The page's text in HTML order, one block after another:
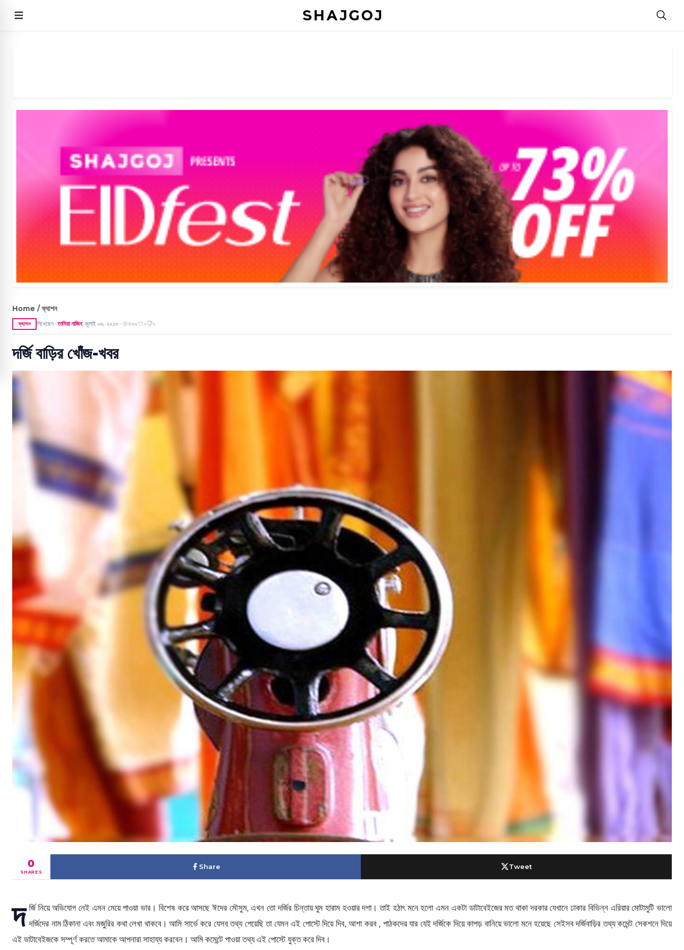
Home / ফ্যাশন
ফ্যাশন লিখেছেন ● তাসিয়া নাজিন, জুলাই ০৬, ২০১৩ ● ৪৬৯ ০ ০
দর্জি বাড়ির খোঁজ-খবর
0
SHARES
Share Tweet
দ র্জি নিয়ে অভিযোগ নেই এমন মেয়ে পাওয়া ভার। বিশেষ করে আসছে ঈদের মৌসুম, এখন তো দর্জির চিন্তায় ঘুম হারাম হওয়ার দশা। তাই হঠাৎ মনে হলো এমন একটা ডাটাবেইজের মত থাকা দরকার যেখানে ঢাকার বিভিন্ন এরিয়ার মোটামুটি ভালো
দর্জিদের নাম ঠিকানা এবং মজুরির কথা লেখা থাকবে। আমি সার্ভে করে যেসব তথ্য পেয়েছি তা যেমন এই পোস্টে দিয়ে দিব, আশা করব , পাঠকদের যার যেই দর্জিকে দিয়ে কাপড় বানিয়ে ভালো মনে হয়েছে সেইসব দর্জিবাড়ির তথ্য কমেন্ট সেকশনে দিয়ে
এই ডাটাবেইজকে সম্পূর্ণ করতে আমাকে আপনারা সাহায্য করবেন। আমি কমেন্টে পাওয়া তথ্য এই পোস্টে যুক্ত করে দিব।